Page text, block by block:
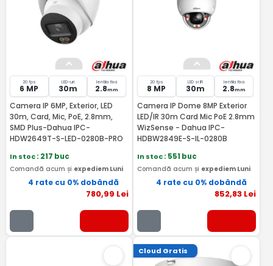
20 fps
6 MP
LED-uri
30m
lentila fixa
2.8mm
Camera IP 6MP, Exterior, LED
30m, Card, Mic, PoE, 2.8mm,
SMD Plus-Dahua IPC-
HDW2649T-S-LED-0280B-PRO
In stoc: 217 buc
Comandă acum și expediem Luni
4 rate cu 0% dobândă
780,99 Lei
20 fps
8 MP
LED si IR
30m
lentila fixa
2.8mm
Camera IP Dome 8MP Exterior
LED/IR 30m Card Mic PoE 2.8mm
WizSense - Dahua IPC-
HDBW2849E-S-IL-0280B
In stoc: 551 buc
Comandă acum și expediem Luni
4 rate cu 0% dobândă
852,83 Lei
Cloud Gratis